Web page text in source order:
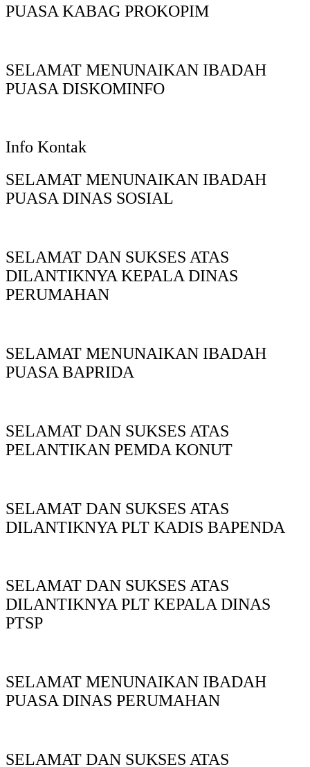
PUASA KABAG PROKOPIM
SELAMAT MENUNAIKAN IBADAH
PUASA DISKOMINFO
Info Kontak
SELAMAT MENUNAIKAN IBADAH
PUASA DINAS SOSIAL
SELAMAT DAN SUKSES ATAS
DILANTIKNYA KEPALA DINAS
PERUMAHAN
SELAMAT MENUNAIKAN IBADAH
PUASA BAPRIDA
SELAMAT DAN SUKSES ATAS
PELANTIKAN PEMDA KONUT
SELAMAT DAN SUKSES ATAS
DILANTIKNYA PLT KADIS BAPENDA
SELAMAT DAN SUKSES ATAS
DILANTIKNYA PLT KEPALA DINAS
PTSP
SELAMAT MENUNAIKAN IBADAH
PUASA DINAS PERUMAHAN
SELAMAT DAN SUKSES ATAS